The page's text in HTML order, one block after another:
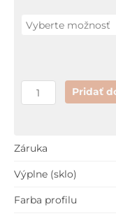
najnižšej
Pridať
Záruka
Výplne (sklo)
Farba profilu